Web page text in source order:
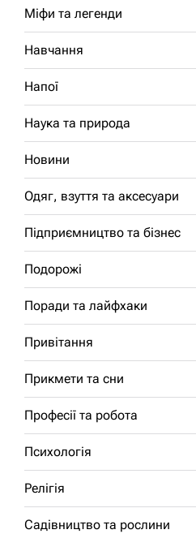
Міфи та легенди
Навчання
Напої
Наука та природа
Новини
Одяг, взуття та аксесуари
Підприємництво та бізнес
Подорожі
Поради та лайфхаки
Привітання
Прикмети та сни
Професії та робота
Психологія
Релігія
Садівництво та рослини